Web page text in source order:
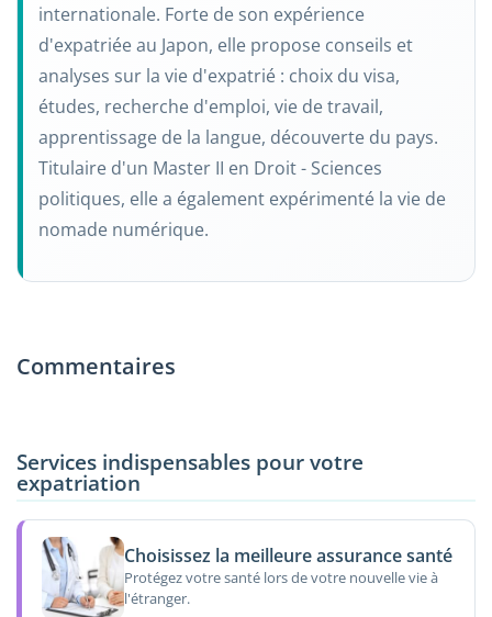
internationale. Forte de son expérience
d'expatriée au Japon, elle propose conseils et
analyses sur la vie d'expatrié : choix du visa,
études, recherche d'emploi, vie de travail,
apprentissage de la langue, découverte du pays.
Titulaire d'un Master II en Droit - Sciences
politiques, elle a également expérimenté la vie de
nomade numérique.
Commentaires
Services indispensables pour votre
expatriation
Choisissez la meilleure assurance santé
Protégez votre santé lors de votre nouvelle vie à
l'étranger.